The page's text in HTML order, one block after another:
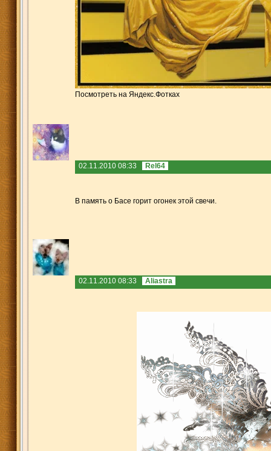
Посмотреть на Яндекс.Фотках
02.11.2010 08:33 Rel64
В память о Басе горит огонек этой свечи.
02.11.2010 08:33 Aliastra